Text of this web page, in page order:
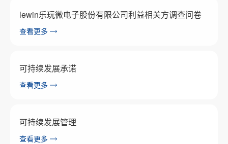
lewin乐玩微电子股份有限公司利益相关方调查问卷
查看更多
可持续发展承诺
查看更多
可持续发展管理
查看更多